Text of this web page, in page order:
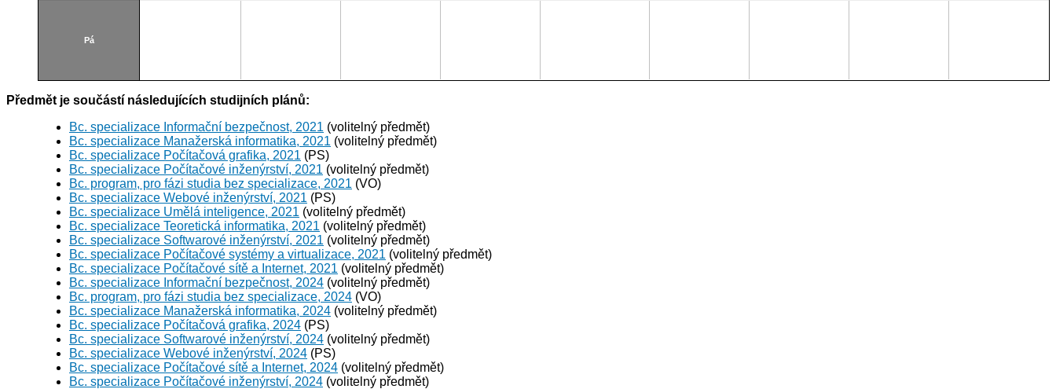
Pá
Předmět je součástí následujících studijních plánů:
Bc. specializace Informační bezpečnost, 2021 (volitelný předmět)
Bc. specializace Manažerská informatika, 2021 (volitelný předmět)
Bc. specializace Počítačová grafika, 2021 (PS)
Bc. specializace Počítačové inženýrství, 2021 (volitelný předmět)
Bc. program, pro fázi studia bez specializace, 2021 (VO)
Bc. specializace Webové inženýrství, 2021 (PS)
Bc. specializace Umělá inteligence, 2021 (volitelný předmět)
Bc. specializace Teoretická informatika, 2021 (volitelný předmět)
Bc. specializace Softwarové inženýrství, 2021 (volitelný předmět)
Bc. specializace Počítačové systémy a virtualizace, 2021 (volitelný předmět)
Bc. specializace Počítačové sítě a Internet, 2021 (volitelný předmět)
Bc. specializace Informační bezpečnost, 2024 (volitelný předmět)
Bc. program, pro fázi studia bez specializace, 2024 (VO)
Bc. specializace Manažerská informatika, 2024 (volitelný předmět)
Bc. specializace Počítačová grafika, 2024 (PS)
Bc. specializace Softwarové inženýrství, 2024 (volitelný předmět)
Bc. specializace Webové inženýrství, 2024 (PS)
Bc. specializace Počítačové sítě a Internet, 2024 (volitelný předmět)
Bc. specializace Počítačové inženýrství, 2024 (volitelný předmět)